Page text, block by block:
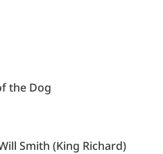
the Dog
Smith (King Richard)